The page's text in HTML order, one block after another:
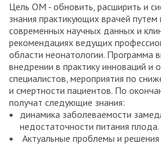
Цель ОМ - обновить, расширить и
знания практикующих врачей
современных научных данных и
рекомендациях ведущих
области неонатологии. Программа
внедрении в практику инноваций и
специалистов, мероприятия по
и смертности пациентов. По
получат следующие знания:
динамика заболеваемости
недостаточности питания плода.
Актуальные проблемы и